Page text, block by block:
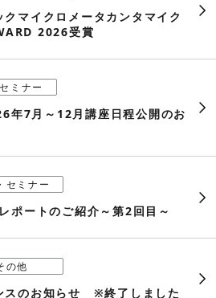
マイクロメータカンタマイク
2026受賞
ミナー
年7月～12月講座日程公開のお
セミナー
ポートのご紹介～第2回目～
の他
スのお知らせ ※終了しました